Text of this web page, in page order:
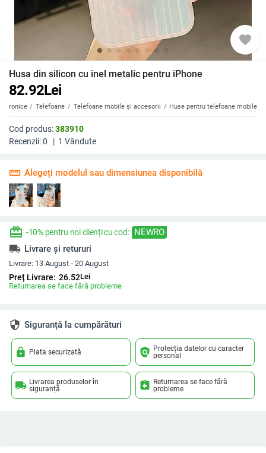
favorite
Husa din silicon cu inel metalic pentru iPhone
82.92Lei
Telefoane Telefoane mobile și accesorii Huse pentru telefoane mobile
Cod produs:383910
Recenzii:0 | 1 Vândute
straighten Alegeți modelul sau dimensiunea disponibilă
redeem -10% pentru noi clienți cu cod: NEWRO
local_shipping Livrare și retururi
Livrare: 13 August - 20 August
Preț Livrare: 26.52Lei
Returnarea se face fără probleme
security Siguranță la cumpărături
lock Plata securizată policy Protecția datelor cu caracter
personal
local_shipping Livrarea produselor în
siguranță
assignment_return Returnarea se face fără
probleme